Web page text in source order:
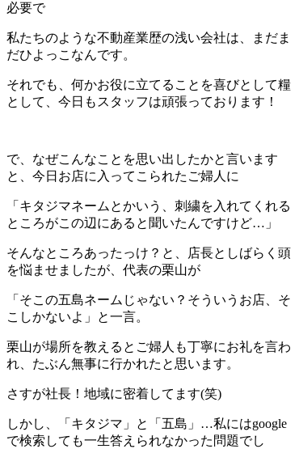
必要で
私たちのような不動産業歴の浅い会社は、まだま
だひよっこなんです。
それでも、何かお役に立てることを喜びとして糧
として、今日もスタッフは頑張っております！
で、なぜこんなことを思い出したかと言います
と、今日お店に入ってこられたご婦人に
「キタジマネームとかいう、刺繍を入れてくれる
ところがこの辺にあると聞いたんですけど…」
そんなところあったっけ？と、店長としばらく頭
を悩ませましたが、代表の栗山が
「そこの五島ネームじゃない？そういうお店、そ
こしかないよ」と一言。
栗山が場所を教えるとご婦人も丁寧にお礼を言わ
れ、たぶん無事に行かれたと思います。
さすが社長！地域に密着してます(笑)
しかし、「キタジマ」と「五島」…私にはgoogle
で検索しても一生答えられなかった問題でし